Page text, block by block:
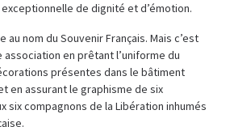
de dignité et d’émotion.
au nom du Souvenir Français. Mais c’est
association en prêtant l’uniforme du
présentes dans le bâtiment
en assurant le graphisme de six
six compagnons de la Libération inhumés